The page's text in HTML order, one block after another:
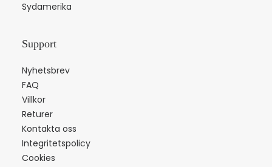
Sydamerika
Support
Nyhetsbrev
FAQ
Villkor
Returer
Kontakta oss
Integritetspolicy
Cookies